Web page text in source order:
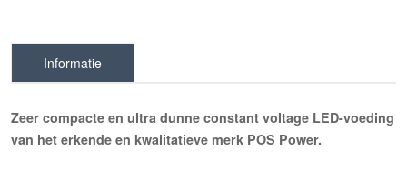
Informatie
Zeer compacte en ultra dunne constant voltage LED-voeding
van het erkende en kwalitatieve merk POS Power.